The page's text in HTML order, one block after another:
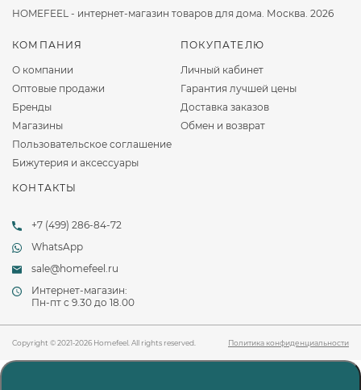
КОМПАНИЯ
О компании
Оптовые продажи
Бренды
Магазины
Пользовательское соглашение
Бижутерия и аксессуары
ПОКУПАТЕЛЮ
Личный кабинет
Гарантия лучшей цены
Доставка заказов
Обмен и возврат
КОНТАКТЫ
+7 (499) 286-84-72
WhatsApp
sale@homefeel.ru
Интернет-магазин:
Пн-пт c 9.30 до 18.00
HOMEFEEL - интернет-магазин товаров для дома. Москва. 2026
Copyright © 2021-2026 Homefeel. All rights reserved. Политика конфиденциальности